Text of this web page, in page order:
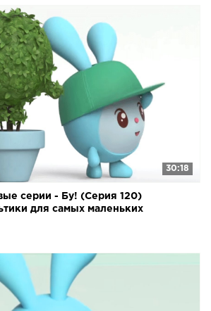
30:18
серии - Бу! (Серия 120)
для самых маленьких